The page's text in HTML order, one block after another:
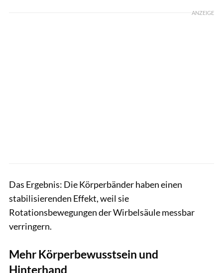
ANZEIGE
Das Ergebnis: Die Körperbänder haben einen
stabilisierenden Effekt, weil sie
Rotationsbewegungen der Wirbelsäule messbar
verringern.
Mehr Körperbewusstsein und
Hinterhand